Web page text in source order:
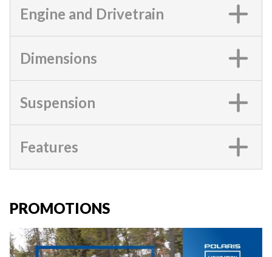
Engine and Drivetrain
Dimensions
Suspension
Features
PROMOTIONS